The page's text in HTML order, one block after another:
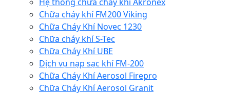
Chữa cháy khí FM200 Viking
Chữa Cháy Khí Novec 1230
Chữa cháy khí S-Tec
Chữa Cháy Khí UBE
Dịch vụ nạp sạc khí FM-200
Chữa Cháy Khí Aerosol Firepro
Chữa Cháy Khí Aerosol Granit